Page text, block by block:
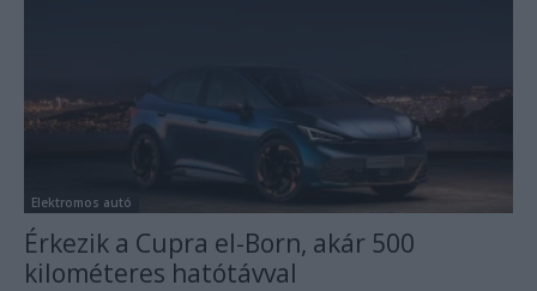
Elektromos autó
Érkezik a Cupra el-Born, akár 500
kilométeres hatótávval